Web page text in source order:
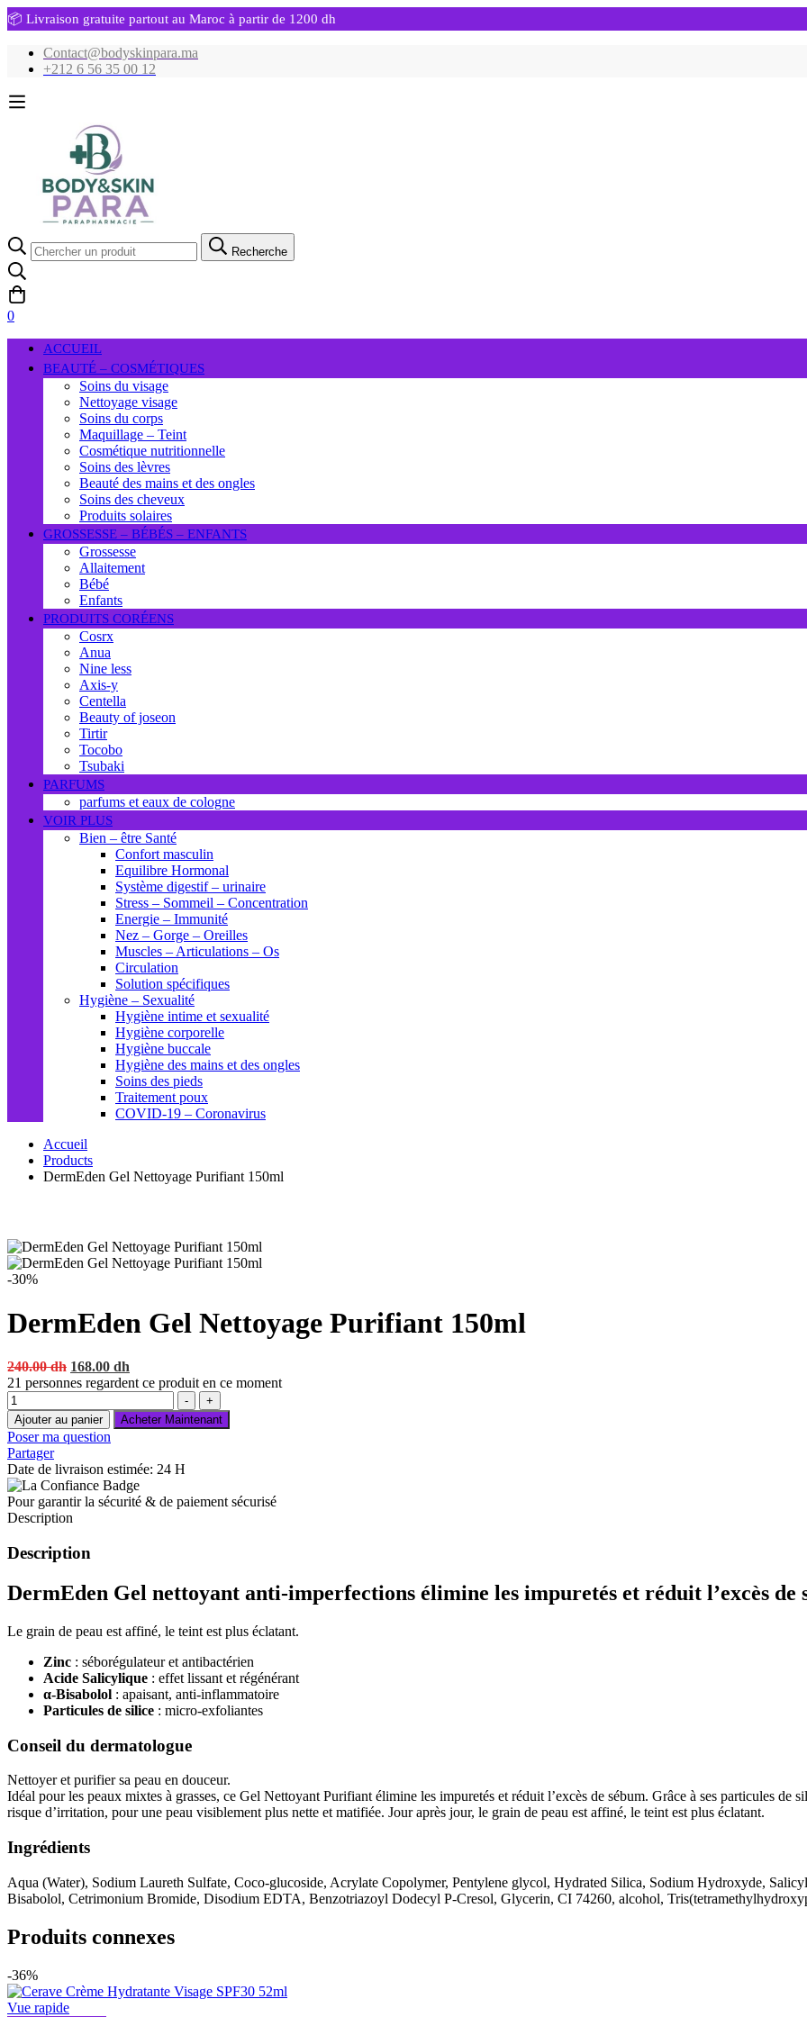
📦 Livraison gratuite partout au Maroc à partir de 1200 dh
Contact@bodyskinpara.ma
+212 6 56 35 00 12
Recherche
pour:
Recherche
0
ACCUEIL
BEAUTÉ – COSMÉTIQUES
Soins du visage
Nettoyage visage
Soins du corps
Maquillage – Teint
Cosmétique nutritionnelle
Soins des lèvres
Beauté des mains et des ongles
Soins des cheveux
Produits solaires
GROSSESSE – BÉBÉS – ENFANTS
Grossesse
Allaitement
Bébé
Enfants
PRODUITS CORÉENS
Cosrx
Anua
Nine less
Axis-y
Centella
Beauty of joseon
Tirtir
Tocobo
Tsubaki
PARFUMS
parfums et eaux de cologne
VOIR PLUS
Bien – être Santé
Confort masculin
Equilibre Hormonal
Système digestif – urinaire
Stress – Sommeil – Concentration
Energie – Immunité
Nez – Gorge – Oreilles
Muscles – Articulations – Os
Circulation
Solution spécifiques
Hygiène – Sexualité
Hygiène intime et sexualité
Hygiène corporelle
Hygiène buccale
Hygiène des mains et des ongles
Soins des pieds
Traitement poux
COVID-19 – Coronavirus
Accueil
Products
DermEden Gel Nettoyage Purifiant 150ml
-30%
DermEden Gel Nettoyage Purifiant 150ml
240.00dh Original
price
240.00 dh.
168.00 dh
price
168.00 dh.
21 personnes regardent ce produit en ce moment
Quantité
-
+
Ajouter au panier
Acheter Maintenant
Poser ma question
Partager
Date de livraison estimée: 24 H
Pour garantir la sécurité & de paiement sécurisé
Description
Description
DermEden Gel nettoyant anti-imperfections élimine les impuretés et réduit l’excès de
Le grain de peau est affiné, le teint est plus éclatant.
Zinc : séborégulateur et antibactérien
Acide Salicylique : effet lissant et régénérant
α-Bisabolol : apaisant, anti-inflammatoire
Particules de silice : micro-exfoliantes
Conseil du dermatologue
Nettoyer et purifier sa peau en douceur.
Idéal pour les peaux mixtes à grasses, ce Gel Nettoyant Purifiant élimine les impuretés et réduit l’excès de sébum. Grâce à ses particules
risque d’irritation, pour une peau visiblement plus nette et matifiée. Jour après jour, le grain de peau est affiné, le teint est plus éclatant.
Ingrédients
Aqua (Water), Sodium Laureth Sulfate, Coco-glucoside, Acrylate Copolymer, Pentylene glycol, Hydrated Silica, Sodium Hydroxyde,
Bisabolol, Cetrimonium Bromide, Disodium EDTA, Benzotriazoyl Dodecyl P-Cresol, Glycerin, CI 74260, alcohol,
Produits connexes
-36%
Vue rapide